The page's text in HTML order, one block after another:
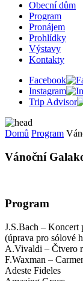
Obecní dům
Program
Pronájem
Prohlídky
Výstavy
Kontakty
Facebook
Instagram
Trip Advisor
Domů Program
Vánoční
Program
J.S.Bach – Koncert
(úprava pro sólové
A.Vivaldi – Čtvero
F.Waxman –
Adeste Fideles